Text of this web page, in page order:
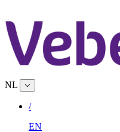
NL
/
EN